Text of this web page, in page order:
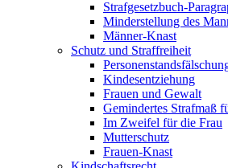
Strafgesetzbuch-
Minderstellung des
Männer-Knast
Schutz und Straffreiheit
Kindesentziehung
Frauen und Gewalt
Gemindertes Strafmaß
Im Zweifel für die Frau
Mutterschutz
Frauen-Knast